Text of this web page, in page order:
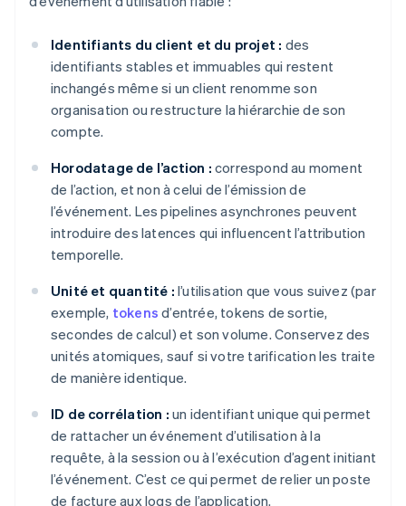
Identifiants du client et du projet : des
identifiants stables et immuables qui restent
inchangés même si un client renomme son
organisation ou restructure la hiérarchie de son
compte.
Horodatage de l’action : correspond au moment
de l’action, et non à celui de l’émission de
l’événement. Les pipelines asynchrones peuvent
introduire des latences qui influencent l’attribution
temporelle.
Unité et quantité : l’utilisation que vous suivez (par
exemple, tokens d’entrée, tokens de sortie,
secondes de calcul) et son volume. Conservez des
unités atomiques, sauf si votre tarification les traite
de manière identique.
ID de corrélation : un identifiant unique qui permet
de rattacher un événement d’utilisation à la
requête, à la session ou à l’exécution d’agent initiant
l’événement. C’est ce qui permet de relier un poste
de facture aux logs de l’application.